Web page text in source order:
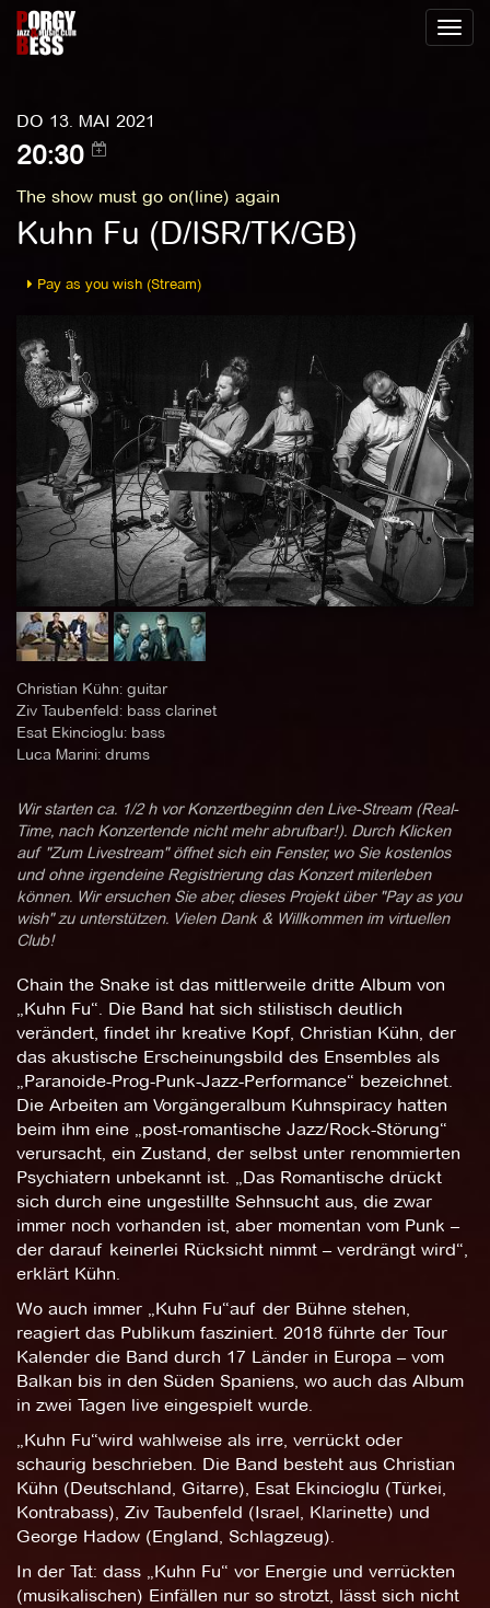
Toggle
DO 13. MAI 2021
20:30
The show must go on(line) again
Kuhn Fu (D/ISR/TK/GB)
Pay as you wish (Stream)
Christian Kühn: guitar
Ziv Taubenfeld: bass clarinet
Esat Ekincioglu: bass
Luca Marini: drums
Wir starten ca. 1/2 h vor Konzertbeginn den Live-Stream (Real-
Time, nach Konzertende nicht mehr abrufbar!). Durch Klicken
auf "Zum Livestream" öffnet sich ein Fenster, wo Sie kostenlos
und ohne irgendeine Registrierung das Konzert miterleben
können. Wir ersuchen Sie aber, dieses Projekt über "Pay as you
wish" zu unterstützen. Vielen Dank & Willkommen im virtuellen
Club!
Chain the Snake ist das mittlerweile dritte Album von
„Kuhn Fu“. Die Band hat sich stilistisch deutlich
verändert, findet ihr kreative Kopf, Christian Kühn, der
das akustische Erscheinungsbild des Ensembles als
„Paranoide-Prog-Punk-Jazz-Performance“ bezeichnet.
Die Arbeiten am Vorgängeralbum Kuhnspiracy hatten
beim ihm eine „post-romantische Jazz/Rock-Störung“
verursacht, ein Zustand, der selbst unter renommierten
Psychiatern unbekannt ist. „Das Romantische drückt
sich durch eine ungestillte Sehnsucht aus, die zwar
immer noch vorhanden ist, aber momentan vom Punk –
der darauf keinerlei Rücksicht nimmt – verdrängt wird“,
erklärt Kühn.
Wo auch immer „Kuhn Fu“auf der Bühne stehen,
reagiert das Publikum fasziniert. 2018 führte der Tour
Kalender die Band durch 17 Länder in Europa – vom
Balkan bis in den Süden Spaniens, wo auch das Album
in zwei Tagen live eingespielt wurde.
„Kuhn Fu“wird wahlweise als irre, verrückt oder
schaurig beschrieben. Die Band besteht aus Christian
Kühn (Deutschland, Gitarre), Esat Ekincioglu (Türkei,
Kontrabass), Ziv Taubenfeld (Israel, Klarinette) und
George Hadow (England, Schlagzeug).
In der Tat: dass „Kuhn Fu“ vor Energie und verrückten
(musikalischen) Einfällen nur so strotzt, lässt sich nicht